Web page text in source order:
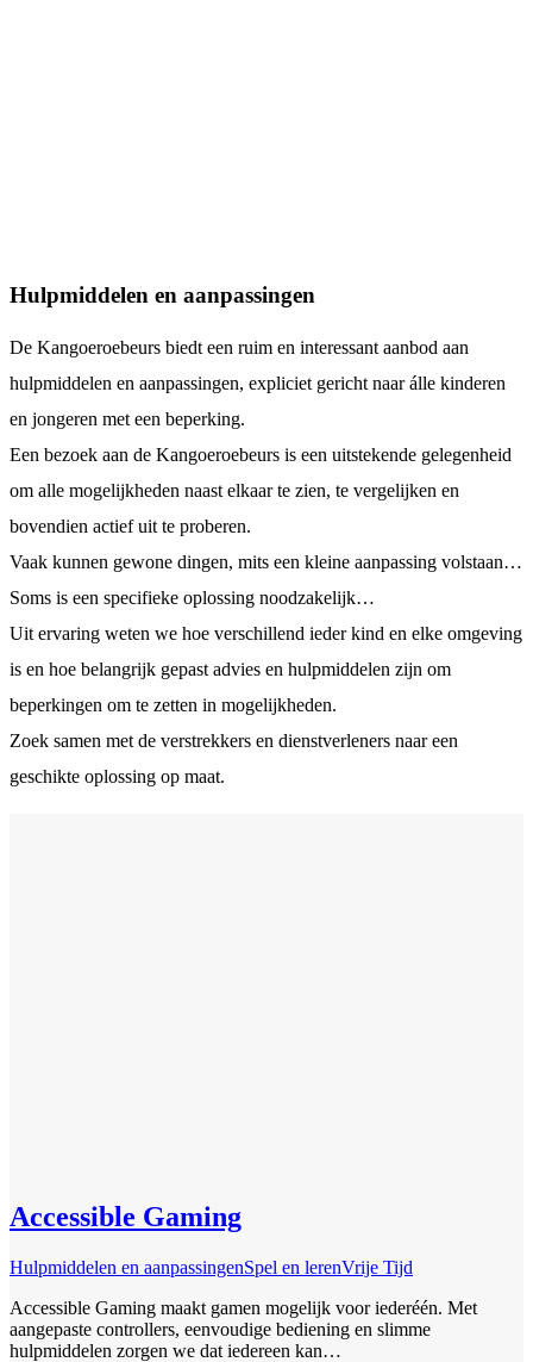
Hulpmiddelen en aanpassingen
De Kangoeroebeurs biedt een ruim en interessant aanbod aan
hulpmiddelen en aanpassingen, expliciet gericht naar álle kinderen
en jongeren met een beperking.
Een bezoek aan de Kangoeroebeurs is een uitstekende gelegenheid
om alle mogelijkheden naast elkaar te zien, te vergelijken en
bovendien actief uit te proberen.
Vaak kunnen gewone dingen, mits een kleine aanpassing volstaan…
Soms is een specifieke oplossing noodzakelijk…
Uit ervaring weten we hoe verschillend ieder kind en elke omgeving
is en hoe belangrijk gepast advies en hulpmiddelen zijn om
beperkingen om te zetten in mogelijkheden.
Zoek samen met de verstrekkers en dienstverleners naar een
geschikte oplossing op maat.
Accessible Gaming
Hulpmiddelen en aanpassingenSpel en lerenVrije Tijd
Accessible Gaming maakt gamen mogelijk voor iederéén. Met
aangepaste controllers, eenvoudige bediening en slimme
hulpmiddelen zorgen we dat iedereen kan…